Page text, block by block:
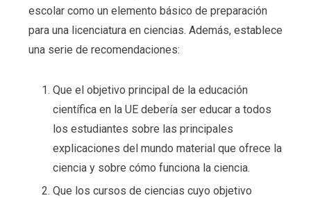
escolar como un elemento básico de preparación
para una licenciatura en ciencias. Además, establece
una serie de recomendaciones:
Que el objetivo principal de la educación
científica en la UE debería ser educar a todos
los estudiantes sobre las principales
explicaciones del mundo material que ofrece la
ciencia y sobre cómo funciona la ciencia.
Que los cursos de ciencias cuyo objetivo